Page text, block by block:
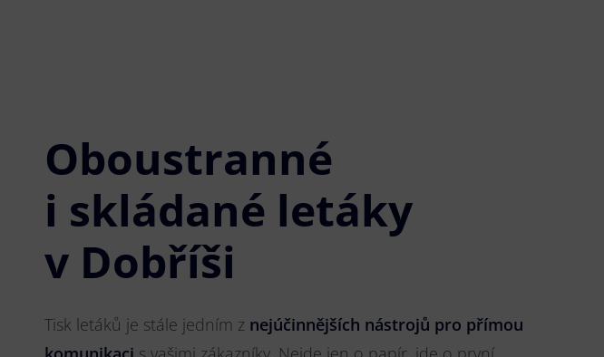
Oboustranné
i skládané letáky
v Dobříši
Tisk letáků je stále jedním z nejúčinnějších nástrojů pro přímou